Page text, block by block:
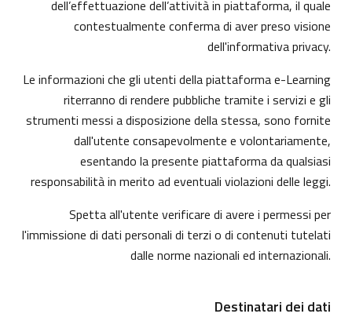
dell’effettuazione dell’attività in piattaforma, il quale
contestualmente conferma di aver preso visione
dell'informativa privacy.
Le informazioni che gli utenti della piattaforma e-Learning
riterranno di rendere pubbliche tramite i servizi e gli
strumenti messi a disposizione della stessa, sono fornite
dall'utente consapevolmente e volontariamente,
esentando la presente piattaforma da qualsiasi
responsabilità in merito ad eventuali violazioni delle leggi.
Spetta all'utente verificare di avere i permessi per
l'immissione di dati personali di terzi o di contenuti tutelati
dalle norme nazionali ed internazionali.
Destinatari dei dati